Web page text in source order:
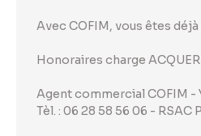
Avec COFIM, vous êtes déjà
Honoraires charge
Agent commercial COFIM -
Tèl. : 06 28 58 56 06 - RSAC